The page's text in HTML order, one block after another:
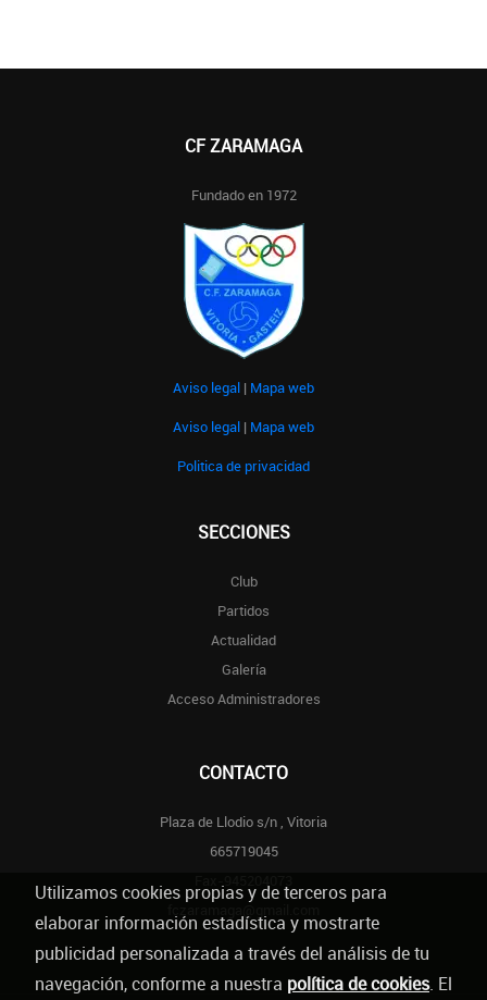
CF ZARAMAGA
Fundado en 1972
Aviso legal | Mapa web
Aviso legal | Mapa web
Politica de privacidad
SECCIONES
Club
Partidos
Actualidad
Galería
Acceso Administradores
CONTACTO
Plaza de Llodio s/n , Vitoria
665719045
Utilizamos cookies propias y de terceros para
elaborar información estadística y mostrarte
publicidad personalizada a través del análisis de tu
navegación, conforme a nuestra política de cookies. El